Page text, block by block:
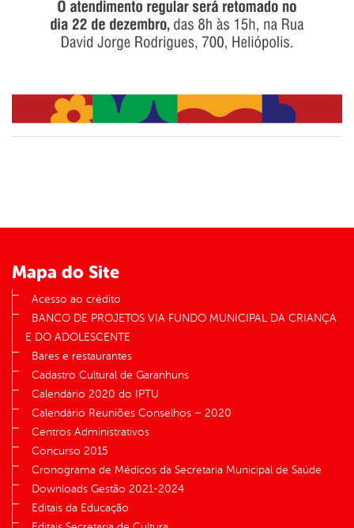
Mapa do Site
Acesso ao crédito
BANCO DE PROJETOS VIA FUNDO MUNICIPAL DA CRIANÇA
E DO ADOLESCENTE
Bares e restaurantes
Cadastro Cultural de Garanhuns
Calendário 2020 do IPTU
Calendário Reuniões Conselhos – 2020
Centros Administrativos
Concurso 2015
Cronograma de Médicos da Secretaria Municipal de Saúde
Downloads Gestão 2021-2024
Editais da Educação